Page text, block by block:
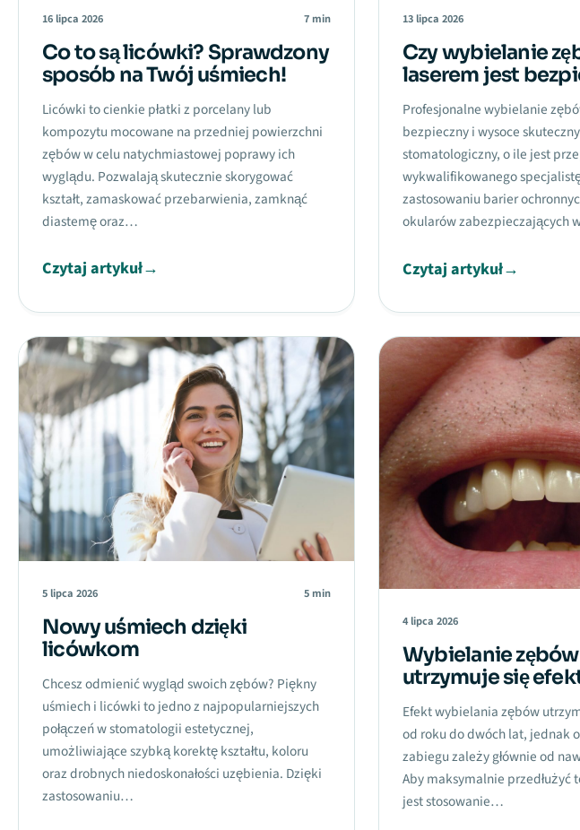
16 lipca 2026 7 min
Co to są licówki? Sprawdzony
sposób na Twój uśmiech!
Licówki to cienkie płatki z porcelany lub
kompozytu mocowane na przedniej powierzchni
zębów w celu natychmiastowej poprawy ich
wyglądu. Pozwalają skutecznie skorygować
kształt, zamaskować przebarwienia, zamknąć
diastemę oraz…
Czytaj artykuł→
13 lipca 2026
Czy wybielanie
laserem jest
Profesjonalne wybielanie
bezpieczny i wysoce
stomatologiczny, o ile jest
wykwalifikowanego
zastosowaniu barier
okularów zabezpieczających
Czytaj artykuł→
5 lipca 2026 5 min
Nowy uśmiech dzięki
licówkom
Chcesz odmienić wygląd swoich zębów? Piękny
uśmiech i licówki to jedno z najpopularniejszych
połączeń w stomatologii estetycznej,
umożliwiające szybką korektę kształtu, koloru
oraz drobnych niedoskonałości uzębienia. Dzięki
zastosowaniu…
4 lipca 2026
Wybielanie zębów
utrzymuje się
Efekt wybielania zębów
od roku do dwóch lat, jednak
zabiegu zależy głównie od
Aby maksymalnie przedłużyć
jest stosowanie…